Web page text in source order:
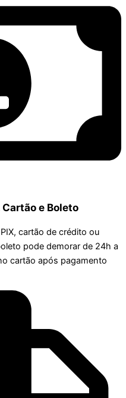
e Boleto
cartão de crédito ou
pode demorar de 24h a
cartão após pagamento